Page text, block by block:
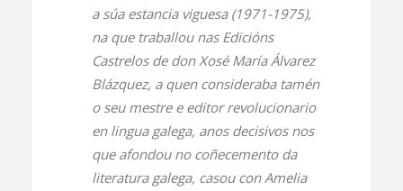
a súa estancia viguesa (1971-1975),
na que traballou nas Edicións
Castrelos de don Xosé María Álvarez
Blázquez, a quen consideraba tamén
o seu mestre e editor revolucionario
en lingua galega, anos decisivos nos
que afondou no coñecemento da
literatura galega, casou con Amelia